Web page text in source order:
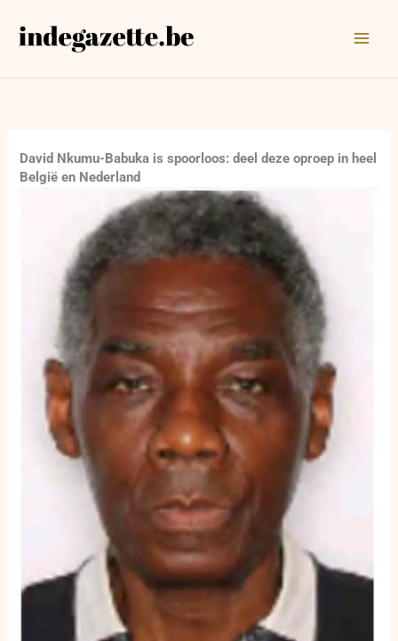
naar
David Nkumu-Babuka is spoorloos: deel deze oproep in heel
België en Nederland